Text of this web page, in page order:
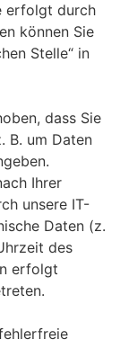
erfolgt durch
können Sie
Stelle“ in
dass Sie
B. um Daten
Ihrer
unsere IT-
Daten (z.
des
erfolgt